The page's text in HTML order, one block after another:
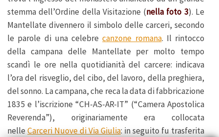
stemma dell’Ordine della Visitazione (nella foto 3). Le
Mantellate divennero il simbolo delle carceri, secondo
le parole di una celebrecanzone romana. Il rintocco
della campana delle Mantellate per molto tempo
scandì le ore nella quotidianità del carcere: indicava
l’ora del risveglio, del cibo, del lavoro, della preghiera,
del sonno. La campana, che reca la data di fabbricazione
1835 e l’iscrizione “CH-AS-AR-IT” (“Camera Apostolica
Reverenda”), originariamente era collocata
nelleCarceri Nuove di Via Giulia: in seguito fu trasferita